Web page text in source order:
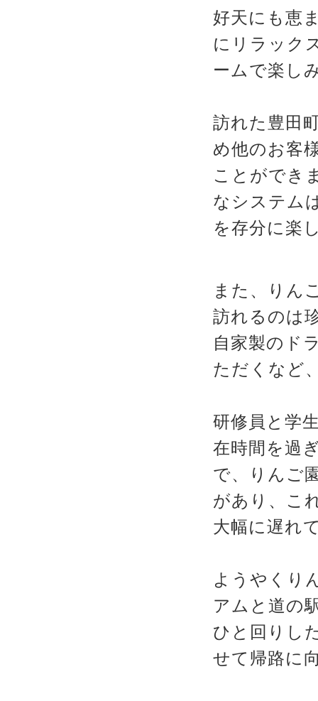
好天にも恵
にリラック
ームで楽し
訪れた豊田
め他のお客
ことができ
なシステム
を存分に楽
また、りん
訪れるのは
自家製のド
ただくなど
研修員と学
在時間を過
で、りんご
があり、こ
大幅に遅れ
ようやくり
アムと道の
ひと回りし
せて帰路に